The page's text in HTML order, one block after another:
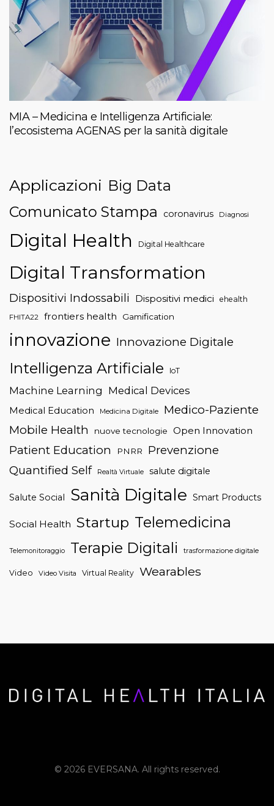
MIA – Medicina e Intelligenza Artificiale:
l’ecosistema AGENAS per la sanità digitale
Applicazioni Big Data
Comunicato Stampa
coronavirus Diagnosi
Digital Health Digital Healthcare
Digital Transformation
Dispositivi Indossabili Dispositivi medici ehealth
FHITA22 frontiers health Gamification
innovazione Innovazione Digitale
Intelligenza Artificiale IoT
Machine Learning Medical Devices
Medical Education Medicina Digitale
Medico-Paziente
Mobile Health
nuove tecnologie Open Innovation
Patient Education PNRR
Prevenzione
Quantified Self
Realtà Virtuale salute digitale
Salute Social Sanità Digitale Smart Products
Social Health Startup Telemedicina
Telemonitoraggio Terapie Digitali trasformazione digitale
Video Video Visita Virtual Reality Wearables
© 2026 EVERSANA. All rights reserved.